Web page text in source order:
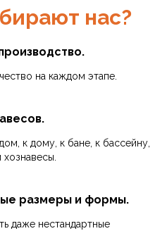
нас?
на каждом этапе.
к дому, к бане, к бассейну,
размеры и формы.
даже нестандартные